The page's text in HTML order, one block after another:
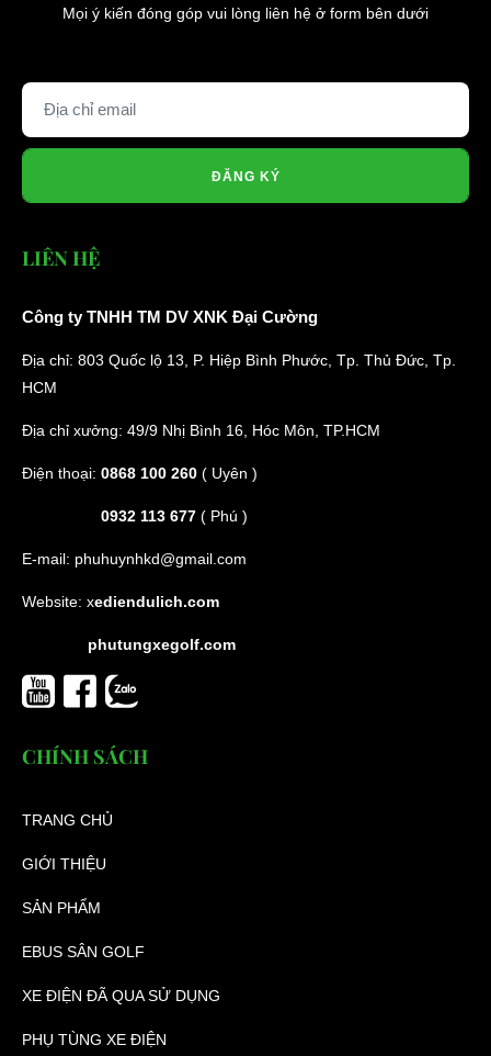
Mọi ý kiến đóng góp vui lòng liên hệ ở form bên dưới
ĐĂNG KÝ
LIÊN HỆ
Công ty TNHH TM DV XNK Đại Cường
Địa chỉ: 803 Quốc lộ 13, P. Hiệp Bình Phước, Tp. Thủ Đức, Tp.
HCM
Địa chỉ xưởng: 49/9 Nhị Bình 16, Hóc Môn, TP.HCM
Điện thoại: 0868 100 260 ( Uyên )
0932 113 677 ( Phú )
E-mail: phuhuynhkd@gmail.com
Website: xediendulich.com
phutungxegolf.com
CHÍNH SÁCH
TRANG CHỦ
GIỚI THIỆU
SẢN PHẨM
EBUS SÂN GOLF
XE ĐIỆN ĐÃ QUA SỬ DỤNG
PHỤ TÙNG XE ĐIỆN